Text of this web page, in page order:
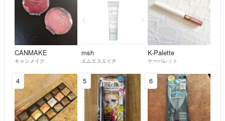
CANMAKE
キャンメイク
msh
エムエスエイチ
K-Palette
ケーパレット
4 5 6